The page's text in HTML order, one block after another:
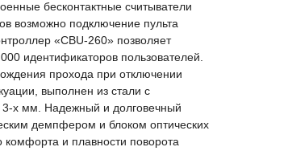
бесконтактные считыватели
возможно подключение пульта
«CBU-260» позволяет
идентификаторов пользователей.
прохода при отключении
выполнен из стали с
х мм. Надежный и долговечный
демпфером и блоком оптических
комфорта и плавности поворота